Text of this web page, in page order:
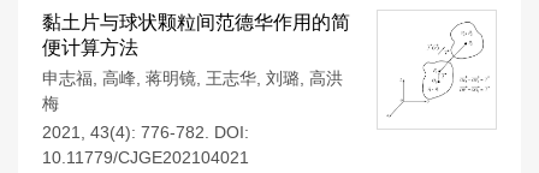
黏土片与球状颗粒间范德华作用的简
便计算方法
申志福 高峰 蒋明镜 王志华 刘璐 高洪
梅
2021, 43(4): 776-782.
DOI:
10.11779/CJGE202104021